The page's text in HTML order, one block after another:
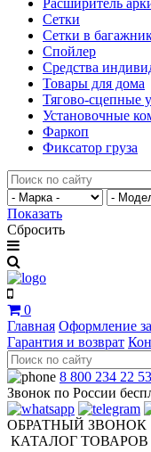
Расширитель
Сетки
Сетки в
Спойлер
Средства
Товары для дома
Тягово-сцепные
Установочные
Фаркоп
Фиксатор груза
Показать
Сбросить
0
Главная Оформление
Гарантия и возврат
8 800 234 22 53
Звонок по России
ОБРАТНЫЙ ЗВОНОК
КАТАЛОГ ТОВАРОВ